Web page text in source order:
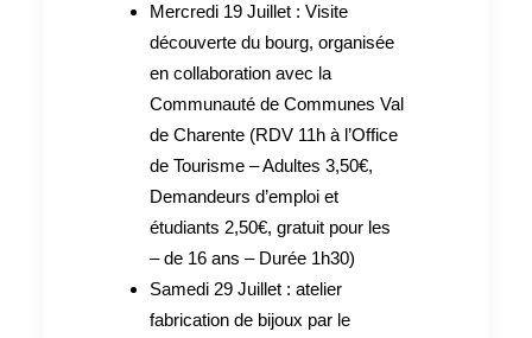
Mercredi 19 Juillet : Visite
découverte du bourg, organisée
en collaboration avec la
Communauté de Communes Val
de Charente (RDV 11h à l’Office
de Tourisme – Adultes 3,50€,
Demandeurs d’emploi et
étudiants 2,50€, gratuit pour les
– de 16 ans – Durée 1h30)
Samedi 29 Juillet : atelier
fabrication de bijoux par le